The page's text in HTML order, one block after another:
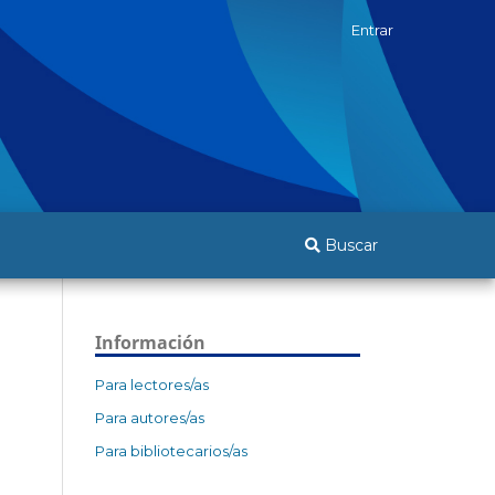
Buscar
Entrar
Información
Para lectores/as
Para autores/as
Para bibliotecarios/as